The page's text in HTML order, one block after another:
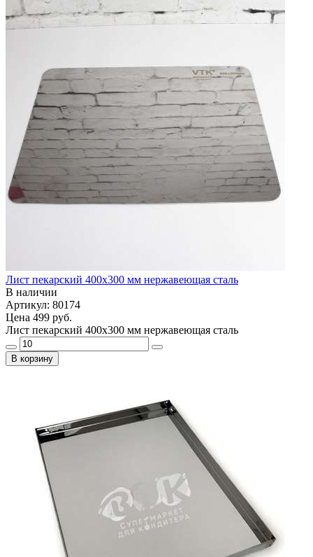
Лист пекарский 400х300 мм нержавеющая сталь
В наличии
Артикул: 80174
Цена 499 руб.
Лист пекарский 400х300 мм нержавеющая сталь
В корзину